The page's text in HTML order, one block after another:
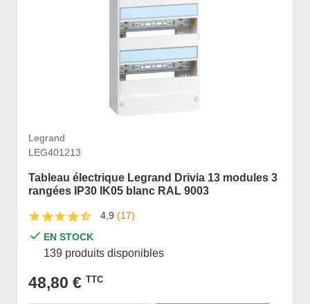
Legrand
LEG401213
Tableau électrique Legrand Drivia 13 modules 3
rangées IP30 IK05 blanc RAL 9003
4,9 (17)
EN STOCK
139 produits disponibles
48,80 € TTC